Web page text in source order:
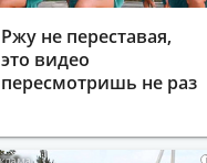
Ржу не переставая,
это видео
пересмотришь не раз